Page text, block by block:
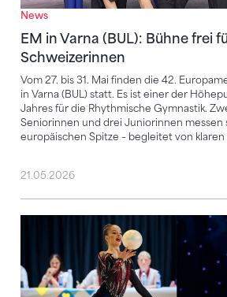
News
EM in Varna (BUL): Bühne frei
Schweizerinnen
Vom 27. bis 31. Mai finden die 42.
in Varna (BUL) statt. Es ist einer der
Jahres für die Rhythmische Gymnastik.
Seniorinnen und drei Juniorinnen messen
europäischen Spitze – begleitet von klaren
21.05.2026
Schweizer Teams für die EM